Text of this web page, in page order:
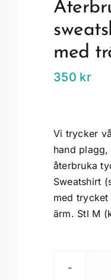
med
350 kr
Vi trycker
hand
återbruka
Sweatshirt
med
ärm. Stl M